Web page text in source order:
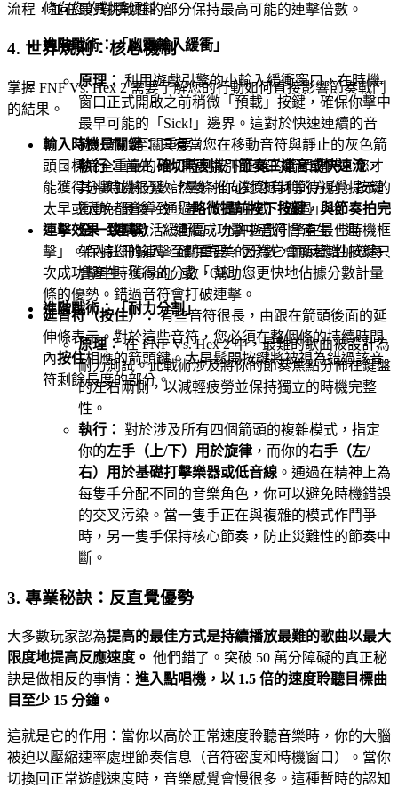
條向您的對手傾斜。
4. 世界規則：核心機制
掌握 FNF Vs. Hex 2 需要了解您的行動如何直接影響節奏戰鬥
的結果。
輸入時機是關鍵：只有當您在移動音符與靜止的灰色箭
頭目標完全重疊的確切時刻按下正確的箭頭鍵時，您才
能獲得分數並將分數計量條推向對您有利的方向。按鍵
太早或太晚都會導致「差」的擊中或「錯過」。
連擊效果（連擊）：連續成功擊中音符會產生「連
擊」。保持您的連擊至關重要，因為它會顯著增加您每
次成功擊中時獲得的分數，幫助您更快地佔據分數計量
條的優勢。錯過音符會打破連擊。
延音符（按住）：有些音符很長，由跟在箭頭後面的延
伸條表示。對於這些音符，您必須在整個條的持續時間
內按住相應的箭頭鍵。太早鬆開按鍵將被視為錯過該音
符剩餘長度的部分。
流程，並在最具挑戰性的部分保持最高可能的連擊倍數。
進階戰術：「幽靈輸入緩衝」
原理： 利用遊戲引擎的小輸入緩衝窗口，在時機
窗口正式開啟之前稍微「預載」按鍵，確保你擊中
最早可能的「Sick!」邊界。這對於快速連續的音
符（流）至關重要。
執行：首先，你需要識別節奏三連音或快速流，
其中時機很緊。然後，你必須抵制等待視覺提示的
衝動。最後，通過略微提前按下按鍵，與節奏拍完
全一致來激活緩衝區，允許遊戲引擎在最佳時機框
架內註冊輸入，確保完美的分數，而反應性按鍵只
會產生「Good」或「OK」。
進階戰術：「耐力分割」
原理：在 FNF Vs. Hex 2 中，最難的歌曲被設計為
耐力測試。此戰術涉及將你的節奏焦點分佈在鍵盤
的左右兩側，以減輕疲勞並保持獨立的時機完整
性。
執行： 對於涉及所有四個箭頭的複雜模式，指定
你的左手（上/下）用於旋律 ，而你的右手（左/
右）用於基礎打擊樂器或低音線 。通過在精神上為
每隻手分配不同的音樂角色，你可以避免時機錯誤
的交叉污染。當一隻手正在與複雜的模式作鬥爭
時，另一隻手保持核心節奏，防止災難性的節奏中
斷。
3. 專業秘訣：反直覺優勢
大多數玩家認為提高的最佳方式是持續播放最難的歌曲以最大
限度地提高反應速度。 他們錯了。突破 50 萬分障礙的真正秘
訣是做相反的事情： 進入點唱機，以 1.5 倍的速度聆聽目標曲
目至少 15 分鐘。
這就是它的作用：當你以高於正常速度聆聽音樂時，你的大腦
被迫以壓縮速率處理節奏信息（音符密度和時機窗口）。當你
切換回正常遊戲速度時，音樂感覺會慢很多。這種暫時的認知